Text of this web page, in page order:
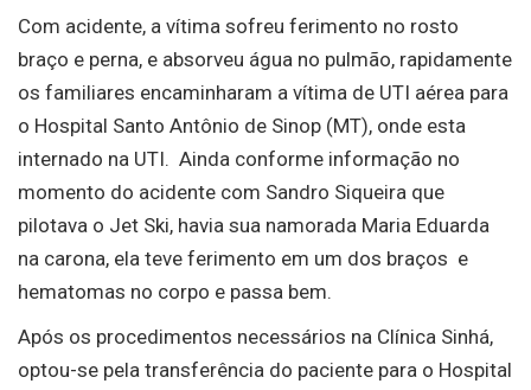
Com acidente, a vítima sofreu ferimento no rosto
braço e perna, e absorveu água no pulmão, rapidamente
os familiares encaminharam a vítima de UTI aérea para
o Hospital Santo Antônio de Sinop (MT), onde esta
internado na UTI. Ainda conforme informação no
momento do acidente com Sandro Siqueira que
pilotava o Jet Ski, havia sua namorada Maria Eduarda
na carona, ela teve ferimento em um dos braços e
hematomas no corpo e passa bem.
Após os procedimentos necessários na Clínica Sinhá,
optou-se pela transferência do paciente para o Hospital